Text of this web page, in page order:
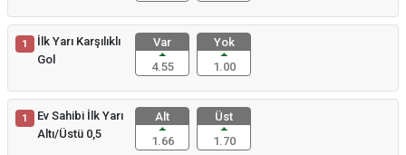
1
İlk Yarı Karşılıklı
Gol
Var
4.55
Yok
1.00
1
Ev Sahibi İlk Yarı
Altı/Üstü 0,5
Alt
1.66
Üst
1.70